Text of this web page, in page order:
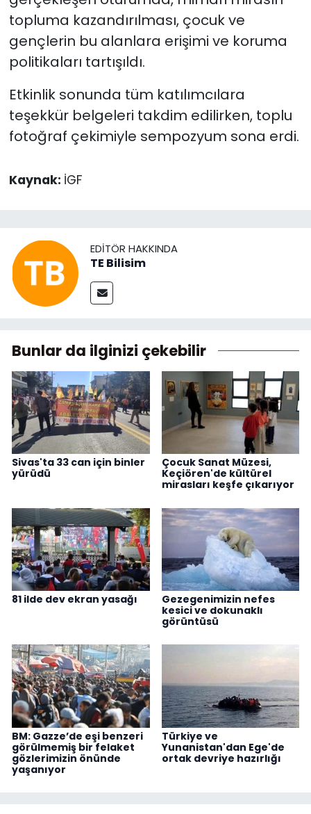
topluma kazandırılması, çocuk ve
gençlerin bu alanlara erişimi ve koruma
politikaları tartışıldı.
Etkinlik sonunda tüm katılımcılara
teşekkür belgeleri takdim edilirken, toplu
fotoğraf çekimiyle sempozyum sona erdi.
Kaynak: İGF
EDITÖR HAKKINDA
TE Bilisim
Bunlar da ilginizi çekebilir
Sivas'ta 33 can için binler
yürüdü
Çocuk Sanat Müzesi,
Keçiören'de kültürel
mirasları keşfe çıkarıyor
81 ilde dev ekran yasağı
Gezegenimizin nefes
kesici ve dokunaklı
görüntüsü
BM: Gazze’de eşi benzeri
görülmemiş bir felaket
gözlerimizin önünde
yaşanıyor
Türkiye ve
Yunanistan'dan Ege'de
ortak devriye hazırlığı